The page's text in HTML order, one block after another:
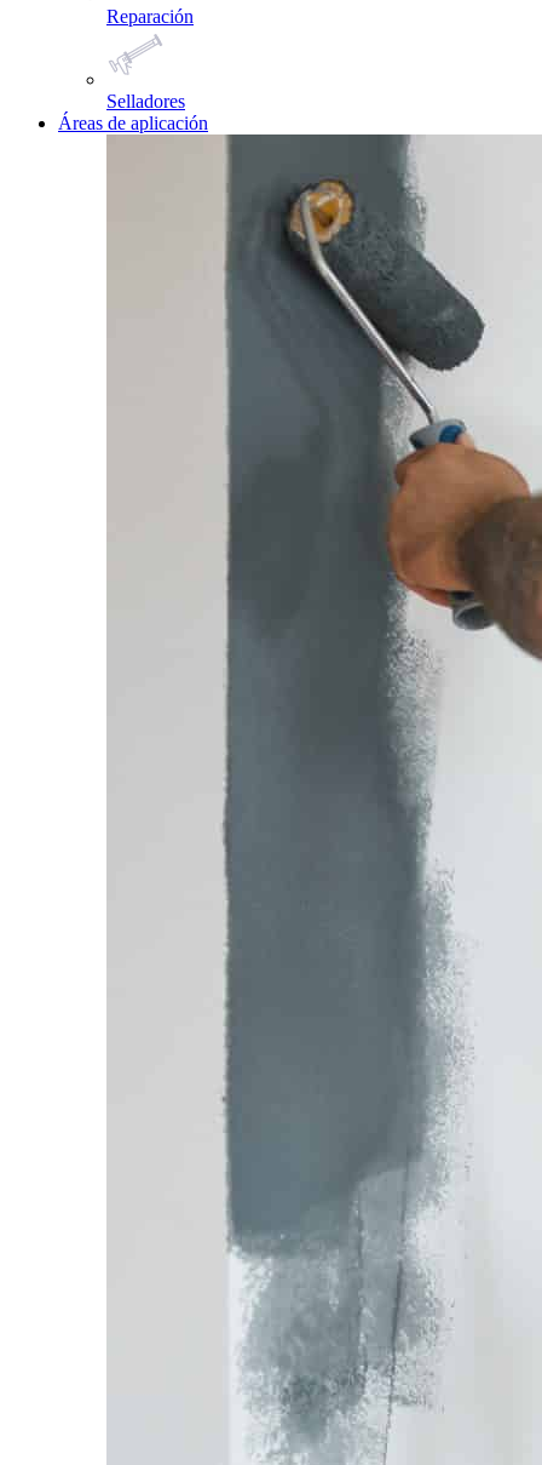
Reparación
Selladores
Áreas de aplicación